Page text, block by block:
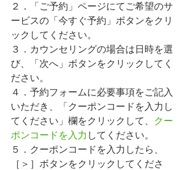
２．「ご予約」ページにてご希望のサ
ービスの「今すぐ予約」ボタンをクリ
ックしてください。
３．カウンセリングの場合は日時を選
び、「次へ」ボタンをクリックしてく
ださい。
４．予約フォームに必要事項をご記入
いただき、「クーポンコードを入力し
てください」欄をクリックして、
クー
ポンコードを入力 してください。
５．クーポンコードを入力したら、
［＞］ボタンをクリックしてくださ